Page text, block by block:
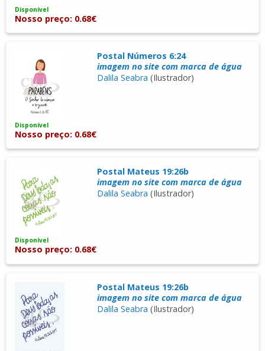
Disponível
Nosso preço: 0.68€
Postal Números 6:24
imagem no site com marca de água
Dalila Seabra (Ilustrador)
Disponível
Nosso preço: 0.68€
Postal Mateus 19:26b
imagem no site com marca de água
Dalila Seabra (Ilustrador)
Disponível
Nosso preço: 0.68€
Postal Mateus 19:26b
imagem no site com marca de água
Dalila Seabra (Ilustrador)